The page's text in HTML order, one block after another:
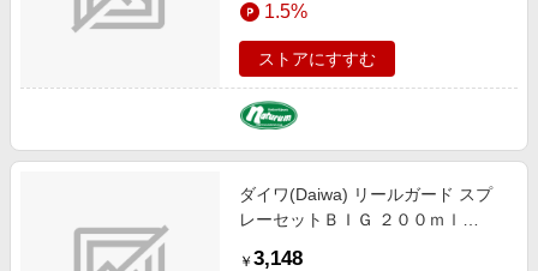
1.5%
ストアにすすむ
ダイワ(Daiwa) リールガード スプ
レーセットＢＩＧ ２００ｍｌ
￥ 3,148